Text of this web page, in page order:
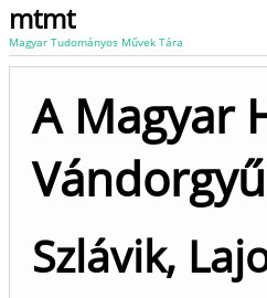
mtmt
Magyar Tudományos Művek Tára
A Magyar
Szlávik,